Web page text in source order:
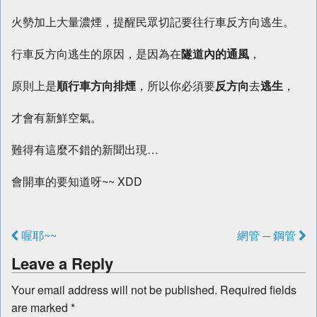
火勢加上大量濃煙，提醒民眾切記要往行車反方向逃生。
行車反方向逃生的原因，是因為在隧道內的通風 ，
原則上是順行車方向排煙 ，所以你必須要反方向去逃生 ，
才會有新鮮空氣。
難得有這麼不錯的新聞出現…
會開車的要知道呀~~ XDD
喔耶~~ 網管 ─ 鋼管
Leave a Reply
Your email address will not be published. Required fields
are marked *